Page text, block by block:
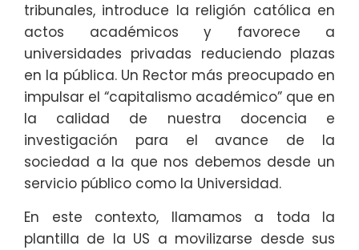
tribunales, introduce la religión católica en
actos académicos y favorece a
universidades privadas reduciendo plazas
en la pública. Un Rector más preocupado en
impulsar el “capitalismo académico” que en
la calidad de nuestra docencia e
investigación para el avance de la
sociedad a la que nos debemos desde un
servicio público como la Universidad.
En este contexto, llamamos a toda la
plantilla de la US a movilizarse desde sus